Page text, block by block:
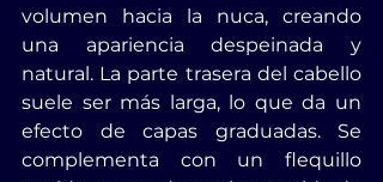
volumen hacia la nuca, creando
una apariencia despeinada y
natural. La parte trasera del cabello
suele ser más larga, lo que da un
efecto de capas graduadas. Se
complementa con un flequillo